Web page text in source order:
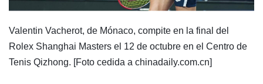
Valentin Vacherot, de Mónaco, compite en la final del
Rolex Shanghai Masters el 12 de octubre en el Centro de
Tenis Qizhong. [Foto cedida a chinadaily.com.cn]